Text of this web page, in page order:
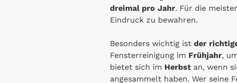
dreimal pro Jahr. Für die
Eindruck zu bewahren.
Besonders wichtig ist der
Fensterreinigung im Frühjahr,
bietet sich im Herbst an, wenn
angesammelt haben. Wer seine